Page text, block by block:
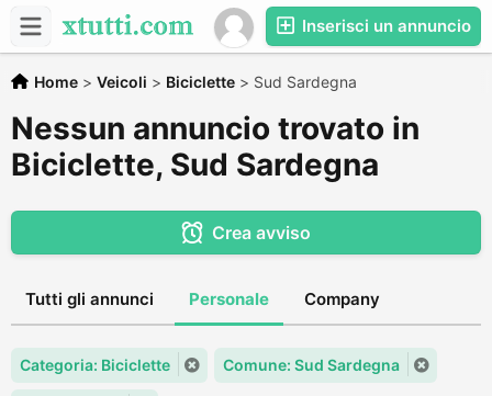
Inserisci un annuncio
Home > Veicoli > Biciclette > Sud Sardegna
Nessun annuncio trovato in
Biciclette, Sud Sardegna
Crea avviso
Tutti gli annunci Personale Company
Categoria: Biciclette Comune: Sud Sardegna